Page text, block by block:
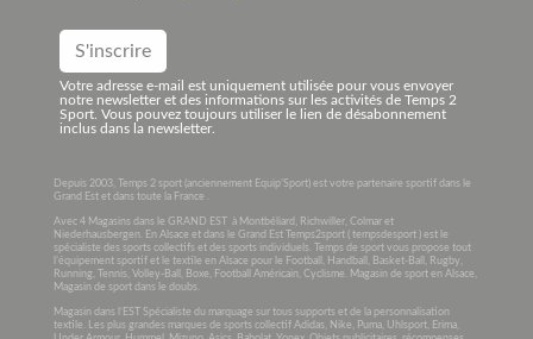
Votre adresse e-mail est uniquement utilisée pour vous envoyer
notre newsletter et des informations sur les activités de Temps 2
Sport. Vous pouvez toujours utiliser le lien de désabonnement
inclus dans la newsletter.
Depuis 2003, Temps 2 sport (anciennement Equip’Sport) est votre partenaire sportif dans le
Grand Est et dans toute la France .
Avec 4 Magasins dans le GRAND EST à Montbéliard, Richwiller, Colmar et
Niederhausbergen. En Alsace et dans le Grand Est Temps2sport ( tempsdesport ) est le
spécialiste des sports collectifs et des sports individuels. Temps de sport vous propose tout
l’équipement sportif et le textile en Alsace pour le Football, Handball, Basket-Ball, Rugby,
Running, Tennis, Volley-Ball, Boxe, Football Américain, Cyclisme. Magasin de sport en Alsace,
Magasin de sport dans le doubs.
Magasin dans l’EST Spécialiste du marquage sur tous supports et de la personnalisation
textile. Les plus grandes marques de sports collectif Adidas, Nike, Puma, Uhlsport, Erima,